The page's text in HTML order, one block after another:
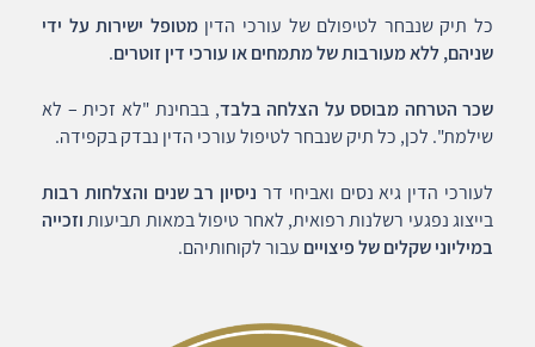
כל תיק שנבחר לטיפולם של עורכי הדיןמטופל ישירות על ידי
שניהם, ללא מעורבות של מתמחים או עורכי דין זוטרים.
שכר הטרחה מבוסס על הצלחה בלבד, בבחינת "לא זכית – לא
שילמת". לכן, כל תיק שנבחר לטיפול עורכי הדין נבדק בקפידה.
לעורכי הדין גיא נסים ואביחי דר ניסיון רב שנים והצלחות רבות
בייצוג נפגעי רשלנות רפואית, לאחר טיפול במאות תביעותוזכייה
במיליוני שקלים של פיצויים עבור לקוחותיהם.